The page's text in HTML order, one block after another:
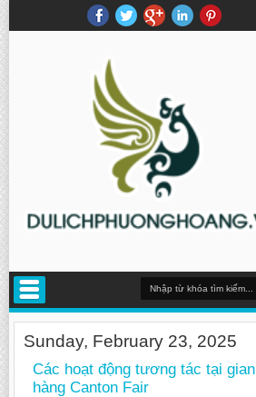
Sunday, February 23, 2025
Các hoạt động tương tác tại gian
hàng Canton Fair